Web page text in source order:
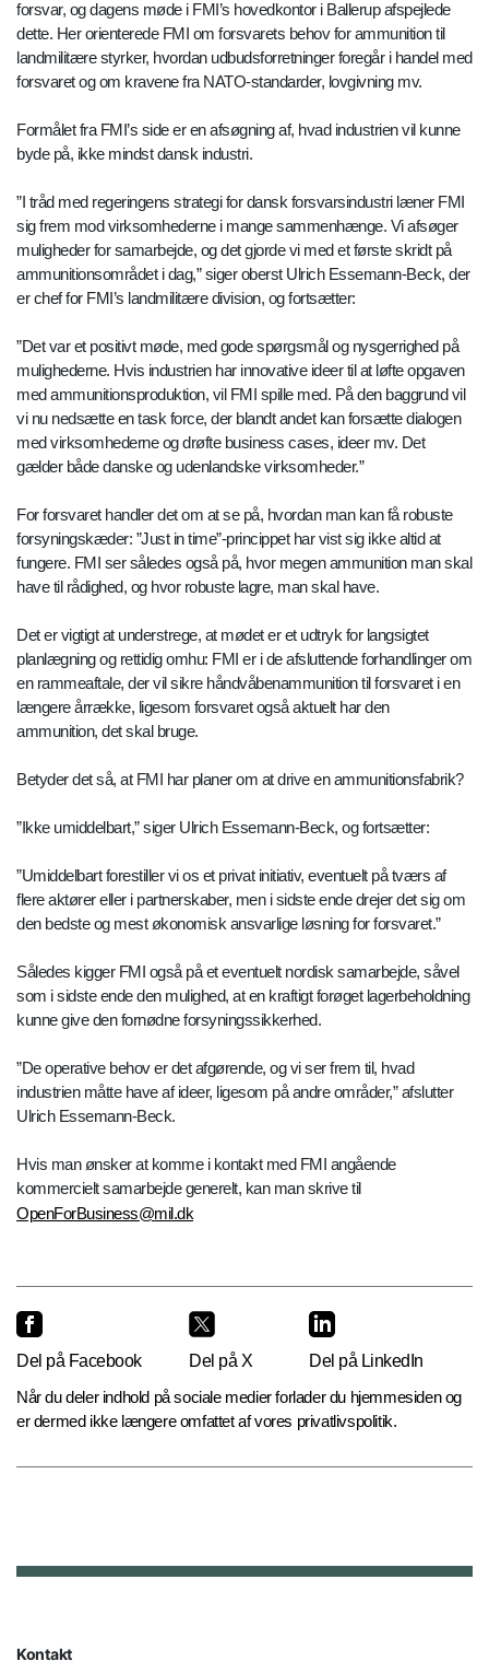
forsvar, og dagens møde i FMI’s hovedkontor i Ballerup afspejlede
dette. Her orienterede FMI om forsvarets behov for ammunition til
landmilitære styrker, hvordan udbudsforretninger foregår i handel med
forsvaret og om kravene fra NATO-standarder, lovgivning mv.
Formålet fra FMI’s side er en afsøgning af, hvad industrien vil kunne
byde på, ikke mindst dansk industri.
”I tråd med regeringens strategi for dansk forsvarsindustri læner FMI
sig frem mod virksomhederne i mange sammenhænge. Vi afsøger
muligheder for samarbejde, og det gjorde vi med et første skridt på
ammunitionsområdet i dag,” siger oberst Ulrich Essemann-Beck, der
er chef for FMI’s landmilitære division, og fortsætter:
”Det var et positivt møde, med gode spørgsmål og nysgerrighed på
mulighederne. Hvis industrien har innovative ideer til at løfte opgaven
med ammunitionsproduktion, vil FMI spille med. På den baggrund vil
vi nu nedsætte en task force, der blandt andet kan forsætte dialogen
med virksomhederne og drøfte business cases, ideer mv. Det
gælder både danske og udenlandske virksomheder.”
For forsvaret handler det om at se på, hvordan man kan få robuste
forsyningskæder: ”Just in time”-princippet har vist sig ikke altid at
fungere. FMI ser således også på, hvor megen ammunition man skal
have til rådighed, og hvor robuste lagre, man skal have.
Det er vigtigt at understrege, at mødet er et udtryk for langsigtet
planlægning og rettidig omhu: FMI er i de afsluttende forhandlinger om
en rammeaftale, der vil sikre håndvåbenammunition til forsvaret i en
længere årrække, ligesom forsvaret også aktuelt har den
ammunition, det skal bruge.
Betyder det så, at FMI har planer om at drive en ammunitionsfabrik?
”Ikke umiddelbart,” siger Ulrich Essemann-Beck, og fortsætter:
”Umiddelbart forestiller vi os et privat initiativ, eventuelt på tværs af
flere aktører eller i partnerskaber, men i sidste ende drejer det sig om
den bedste og mest økonomisk ansvarlige løsning for forsvaret.”
Således kigger FMI også på et eventuelt nordisk samarbejde, såvel
som i sidste ende den mulighed, at en kraftigt forøget lagerbeholdning
kunne give den fornødne forsyningssikkerhed.
”De operative behov er det afgørende, og vi ser frem til, hvad
industrien måtte have af ideer, ligesom på andre områder,” afslutter
Ulrich Essemann-Beck.
Hvis man ønsker at komme i kontakt med FMI angående
kommercielt samarbejde generelt, kan man skrive til
OpenForBusiness@mil.dk
Del på Facebook Del på X
Del på LinkedIn
Når du deler indhold på sociale medier forlader du hjemmesiden og
er dermed ikke længere omfattet af vores privatlivspolitik.
Kontakt